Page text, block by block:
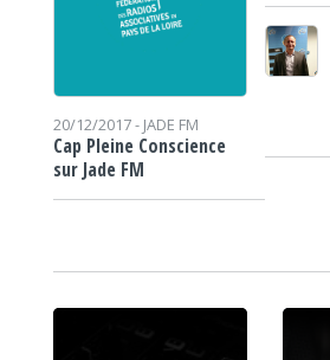
20/12/2017 - JADE FM
Cap Pleine Conscience
sur Jade FM